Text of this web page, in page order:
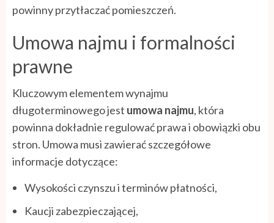
powinny przytłaczać pomieszczeń.
Umowa najmu i formalności
prawne
Kluczowym elementem wynajmu
długoterminowego jest umowa najmu, która
powinna dokładnie regulować prawa i obowiązki obu
stron. Umowa musi zawierać szczegółowe
informacje dotyczące:
Wysokości czynszu i terminów płatności,
Kaucji zabezpieczającej,